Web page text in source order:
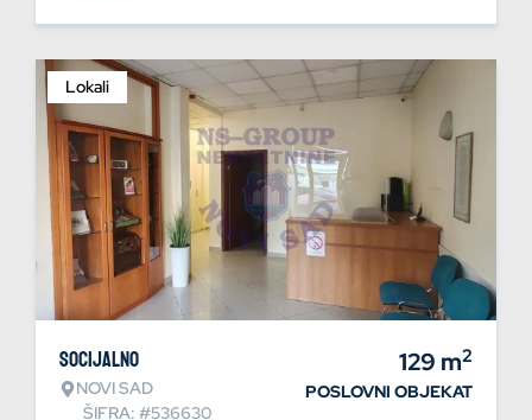
Lokali
Socijalno
NOVI SAD
ŠIFRA: #536630
129 m2
POSLOVNI OBJEKAT